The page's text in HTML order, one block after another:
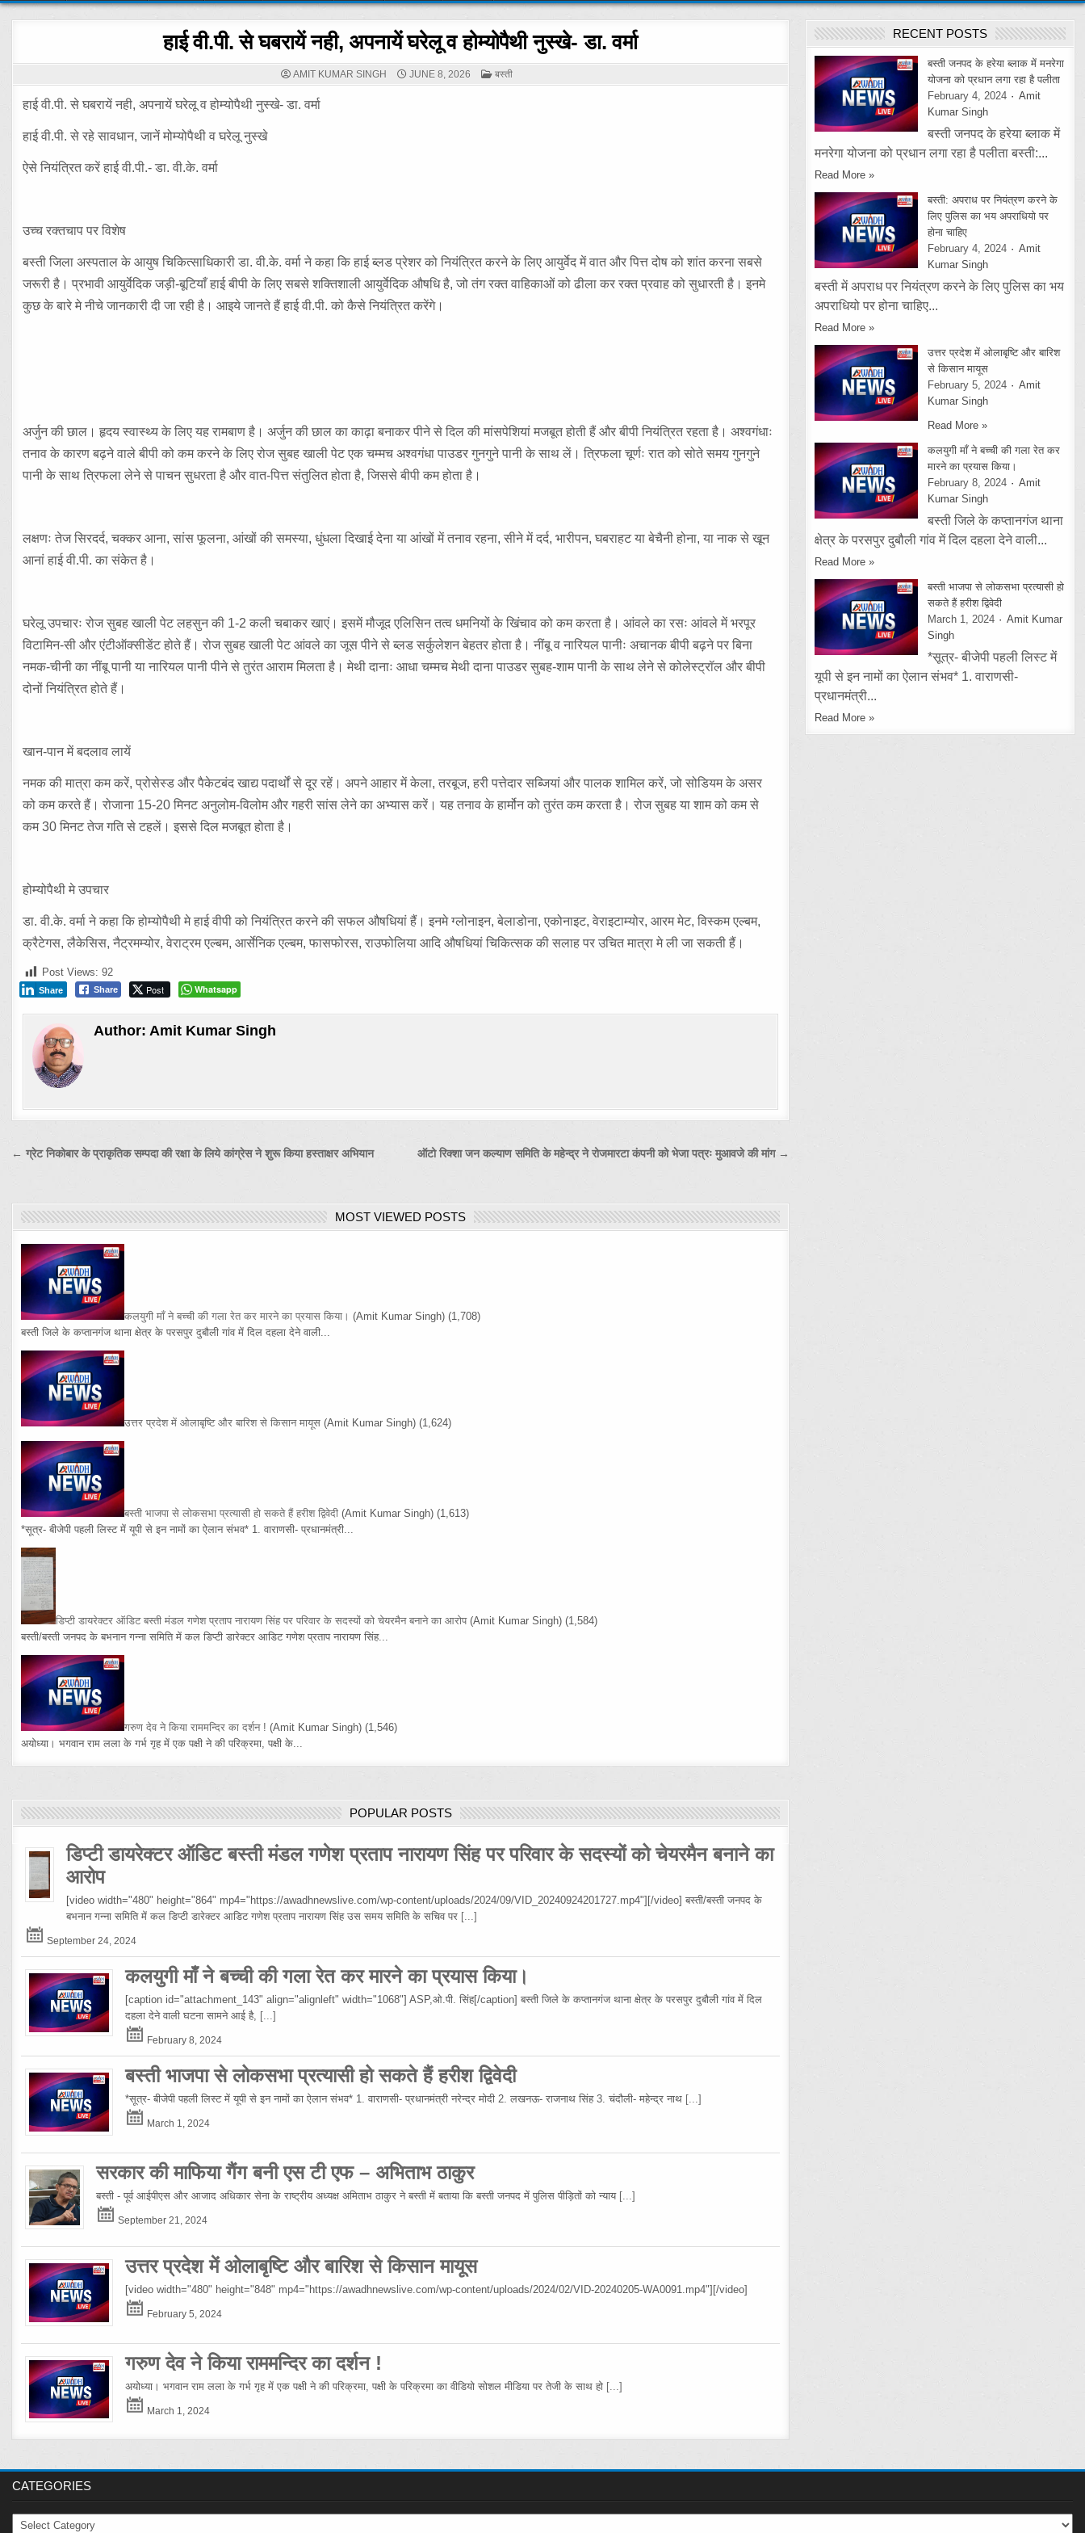
हाई वी.पी. से घबरायें नही, अपनायें घरेलू व होम्योपैथी नुस्खे- डा. वर्मा
AMIT KUMAR SINGH JUNE 8, 2026
POSTED
IN
बस्ती
हाई वी.पी. से घबरायें नही, अपनायें घरेलू व होम्योपैथी नुस्खे- डा. वर्मा
हाई वी.पी. से रहे सावधान, जानें मोम्योपैथी व घरेलू नुस्खे
ऐसे नियंत्रित करें हाई वी.पी.- डा. वी.के. वर्मा
उच्च रक्तचाप पर विशेष
बस्ती जिला अस्पताल के आयुष चिकित्साधिकारी डा. वी.के. वर्मा ने कहा कि हाई ब्लड प्रेशर को नियंत्रित करने के लिए आयुर्वेद में वात और पित्त दोष को शांत करना सबसे
जरूरी है। प्रभावी आयुर्वेदिक जड़ी-बूटियाँ हाई बीपी के लिए सबसे शक्तिशाली आयुर्वेदिक औषधि है, जो तंग रक्त वाहिकाओं को ढीला कर रक्त प्रवाह को सुधारती है। इनमे
कुछ के बारे मे नीचे जानकारी दी जा रही है। आइये जानते हैं हाई वी.पी. को कैसे नियंत्रित करेंगे।
अर्जुन की छाल। हृदय स्वास्थ्य के लिए यह रामबाण है। अर्जुन की छाल का काढ़ा बनाकर पीने से दिल की मांसपेशियां मजबूत होती हैं और बीपी नियंत्रित रहता है। अश्वगंधाः
तनाव के कारण बढ़ने वाले बीपी को कम करने के लिए रोज सुबह खाली पेट एक चम्मच अश्वगंधा पाउडर गुनगुने पानी के साथ लें। त्रिफला चूर्णः रात को सोते समय गुनगुने
पानी के साथ त्रिफला लेने से पाचन सुधरता है और वात-पित्त संतुलित होता है, जिससे बीपी कम होता है।
लक्षणः तेज सिरदर्द, चक्कर आना, सांस फूलना, आंखों की समस्या, धुंधला दिखाई देना या आंखों में तनाव रहना, सीने में दर्द, भारीपन, घबराहट या बेचैनी होना, या नाक से खून
आनां हाई वी.पी. का संकेत है।
घरेलू उपचारः रोज सुबह खाली पेट लहसुन की 1-2 कली चबाकर खाएं। इसमें मौजूद एलिसिन तत्व धमनियों के खिंचाव को कम करता है। आंवले का रसः आंवले में भरपूर
विटामिन-सी और एंटीऑक्सीडेंट होते हैं। रोज सुबह खाली पेट आंवले का जूस पीने से ब्लड सर्कुलेशन बेहतर होता है। नींबू व नारियल पानीः अचानक बीपी बढ़ने पर बिना
नमक-चीनी का नींबू पानी या नारियल पानी पीने से तुरंत आराम मिलता है। मेथी दानाः आधा चम्मच मेथी दाना पाउडर सुबह-शाम पानी के साथ लेने से कोलेस्ट्रॉल और बीपी
दोनों नियंत्रित होते हैं।
खान-पान में बदलाव लायें
नमक की मात्रा कम करें, प्रोसेस्ड और पैकेटबंद खाद्य पदार्थों से दूर रहें। अपने आहार में केला, तरबूज, हरी पत्तेदार सब्जियां और पालक शामिल करें, जो सोडियम के असर
को कम करते हैं। रोजाना 15-20 मिनट अनुलोम-विलोम और गहरी सांस लेने का अभ्यास करें। यह तनाव के हार्मोन को तुरंत कम करता है। रोज सुबह या शाम को कम से
कम 30 मिनट तेज गति से टहलें। इससे दिल मजबूत होता है।
होम्योपैथी मे उपचार
डा. वी.के. वर्मा ने कहा कि होम्योपैथी मे हाई वीपी को नियंत्रित करने की सफल औषधियां हैं। इनमे ग्लोनाइन, बेलाडोना, एकोनाइट, वेराइटाम्योर, आरम मेट, विस्कम एल्बम,
क्रैटेगस, लैकेसिस, नैट्रमम्योर, वेराट्रम एल्बम, आर्सेनिक एल्बम, फासफोरस, राउफोलिया आदि औषधियां चिकित्सक की सलाह पर उचित मात्रा मे ली जा सकती हैं।
Post Views: 92
Share Post
Share Whatsapp
Author:Amit Kumar Singh
Post
ऑटो रिक्शा जन कल्याण समिति के महेन्द्र ने रोजमारटा कंपनी को भेजा पत्रः मुआवजे की मांग →
← ग्रेट निकोबार के प्राकृतिक सम्पदा की रक्षा के लिये कांग्रेस ने शुरू किया हस्ताक्षर अभियान
MOST VIEWED POSTS
कलयुगी माँ ने बच्ची की गला रेत कर मारने का प्रयास किया। (Amit Kumar Singh) (1,708)
बस्ती जिले के कप्तानगंज थाना क्षेत्र के परसपुर दुबौली गांव में दिल दहला देने वाली...
उत्तर प्रदेश में ओलाबृष्टि और बारिश से किसान मायूस (Amit Kumar Singh) (1,624)
बस्ती भाजपा से लोकसभा प्रत्यासी हो सकते हैं हरीश द्विवेदी (Amit Kumar Singh) (1,613)
*सूत्र- बीजेपी पहली लिस्ट में यूपी से इन नामों का ऐलान संभव* 1. वाराणसी- प्रधानमंत्री...
डिप्टी डायरेक्टर ऑडिट बस्ती मंडल गणेश प्रताप नारायण सिंह पर परिवार के सदस्यों को चेयरमैन बनाने का आरोप (Amit Kumar Singh) (1,584)
बस्ती/बस्ती जनपद के बभनान गन्ना समिति में कल डिप्टी डारेक्टर आडिट गणेश प्रताप नारायण सिंह...
गरुण देव ने किया राममन्दिर का दर्शन ! (Amit Kumar Singh) (1,546)
अयोध्या। भगवान राम लला के गर्भ गृह में एक पक्षी ने की परिक्रमा, पक्षी के...
POPULAR POSTS
डिप्टी डायरेक्टर ऑडिट बस्ती मंडल गणेश प्रताप नारायण सिंह पर परिवार के सदस्यों को चेयरमैन बनाने का
आरोप
[video width="480" height="864" mp4="https://awadhnewslive.com/wp-content/uploads/2024/09/VID_20240924201727.mp4"][/video] बस्ती/बस्ती जनपद के
बभनान गन्ना समिति में कल डिप्टी डारेक्टर आडिट गणेश प्रताप नारायण सिंह उस समय समिति के सचिव पर [...]
September 24, 2024
कलयुगी माँ ने बच्ची की गला रेत कर मारने का प्रयास किया।
[caption id="attachment_143" align="alignleft" width="1068"] ASP,ओ.पी. सिंह[/caption] बस्ती जिले के कप्तानगंज थाना क्षेत्र के परसपुर दुबौली गांव में दिल
दहला देने वाली घटना सामने आई है, [...]
February 8, 2024
बस्ती भाजपा से लोकसभा प्रत्यासी हो सकते हैं हरीश द्विवेदी
*सूत्र- बीजेपी पहली लिस्ट में यूपी से इन नामों का ऐलान संभव* 1. वाराणसी- प्रधानमंत्री नरेन्द्र मोदी 2. लखनऊ- राजनाथ सिंह 3. चंदौली- महेन्द्र नाथ [...]
March 1, 2024
सरकार की माफिया गैंग बनी एस टी एफ – अभिताभ ठाकुर
बस्ती - पूर्व आईपीएस और आजाद अधिकार सेना के राष्ट्रीय अध्यक्ष अमिताभ ठाकुर ने बस्ती में बताया कि बस्ती जनपद में पुलिस पीड़ितों को न्याय [...]
September 21, 2024
उत्तर प्रदेश में ओलाबृष्टि और बारिश से किसान मायूस
[video width="480" height="848" mp4="https://awadhnewslive.com/wp-content/uploads/2024/02/VID-20240205-WA0091.mp4"][/video]
February 5, 2024
गरुण देव ने किया राममन्दिर का दर्शन !
अयोध्या। भगवान राम लला के गर्भ गृह में एक पक्षी ने की परिक्रमा, पक्षी के परिक्रमा का वीडियो सोशल मीडिया पर तेजी के साथ हो [...]
March 1, 2024
RECENT POSTS
बस्ती जनपद के हरेया ब्लाक में मनरेगा
योजना को प्रधान लगा रहा है पलीता
February 4, 2024
Amit
Kumar Singh
बस्ती जनपद के हरेया ब्लाक में
मनरेगा योजना को प्रधान लगा रहा है पलीता बस्ती:...
Read More »
बस्ती: अपराध पर नियंत्रण करने के
लिए पुलिस का भय अपराधियो पर
होना चाहिए
February 4, 2024
Amit
Kumar Singh
बस्ती में अपराध पर नियंत्रण करने के लिए पुलिस का भय
अपराधियो पर होना चाहिए...
Read More »
उत्तर प्रदेश में ओलाबृष्टि और बारिश
से किसान मायूस
February 5, 2024
Amit
Kumar Singh
Read More »
कलयुगी माँ ने बच्ची की गला रेत कर
मारने का प्रयास किया।
February 8, 2024
Amit
Kumar Singh
बस्ती जिले के कप्तानगंज थाना
क्षेत्र के परसपुर दुबौली गांव में दिल दहला देने वाली...
Read More »
बस्ती भाजपा से लोकसभा प्रत्यासी हो
सकते हैं हरीश द्विवेदी
March 1, 2024
Amit Kumar
Singh
*सूत्र- बीजेपी पहली लिस्ट में
यूपी से इन नामों का ऐलान संभव* 1. वाराणसी-
प्रधानमंत्री...
Read More »
CATEGORIES
Categories